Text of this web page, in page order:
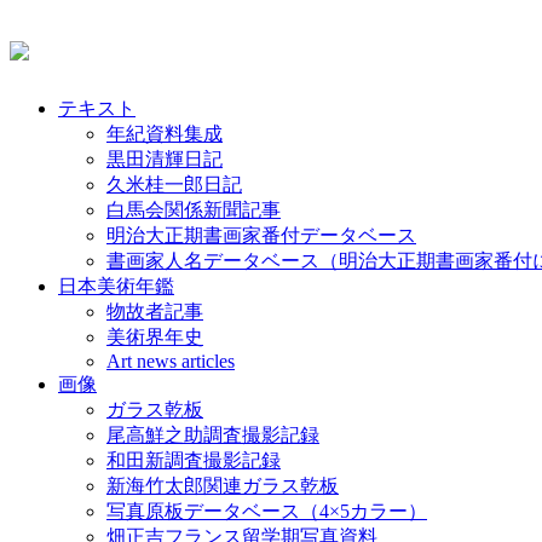
テキスト
年紀資料集成
黒田清輝日記
久米桂一郎日記
白馬会関係新聞記事
明治大正期書画家番付データベース
書画家人名データベース（明治大正期書画家番付
日本美術年鑑
物故者記事
美術界年史
Art news articles
画像
ガラス乾板
尾高鮮之助調査撮影記録
和田新調査撮影記録
新海竹太郎関連ガラス乾板
写真原板データベース（4×5カラー）
畑正吉フランス留学期写真資料